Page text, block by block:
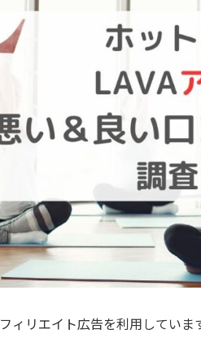
ィリエイト広告を利用していま